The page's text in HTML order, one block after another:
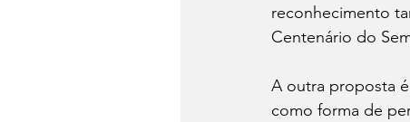
reconhecimento
Centenário do
A outra proposta
como forma de